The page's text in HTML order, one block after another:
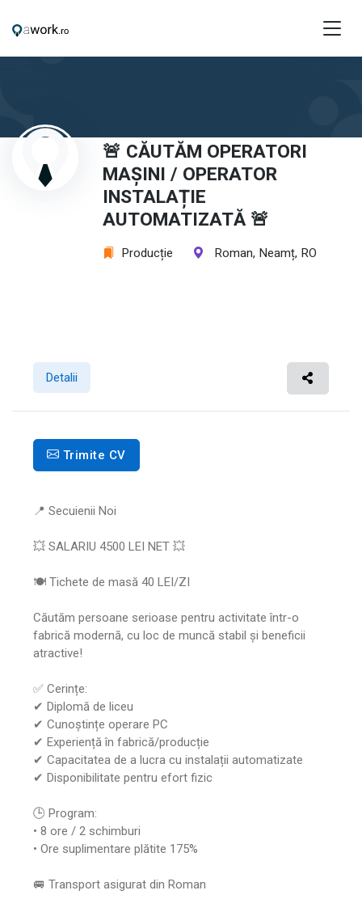
🚨 CĂUTĂM OPERATORI
MAȘINI / OPERATOR
INSTALAȚIE
AUTOMATIZATĂ 🚨
Producție Roman, Neamț, RO
Detalii
Trimite CV
📍 Secuienii Noi
💥 SALARIU 4500 LEI NET 💥
🍽 Tichete de masă 40 LEI/ZI
Căutăm persoane serioase pentru activitate într-o
fabrică modernă, cu loc de muncă stabil și beneficii
atractive!
✅ Cerințe:
✔ Diplomă de liceu
✔ Cunoștințe operare PC
✔ Experiență în fabrică/producție
✔ Capacitatea de a lucra cu instalații automatizate
✔ Disponibilitate pentru efort fizic
🕒 Program:
• 8 ore / 2 schimburi
• Ore suplimentare plătite 175%
🚐 Transport asigurat din Roman